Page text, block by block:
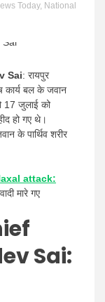
Today, National
Sai: रायपुर
कार्य बल के जवान
17 जुलाई को
हो गए थे।
के पार्थिव शरीर
attack:
मारे गए
Sai: